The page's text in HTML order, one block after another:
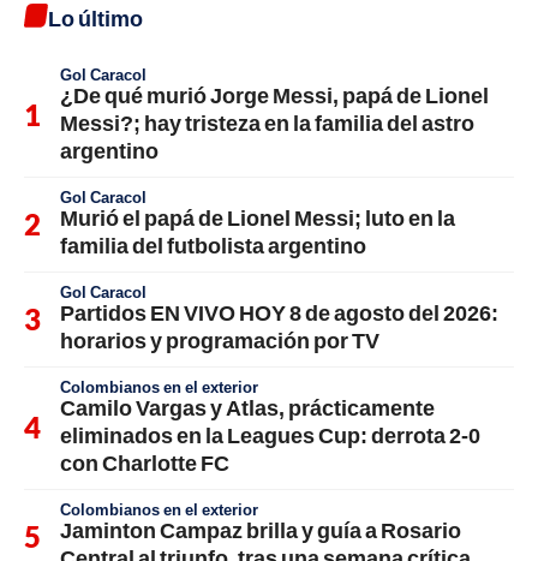
Lo último
Gol Caracol
¿De qué murió Jorge Messi, papá de Lionel
Messi?; hay tristeza en la familia del astro
argentino
Gol Caracol
Murió el papá de Lionel Messi; luto en la
familia del futbolista argentino
Gol Caracol
Partidos EN VIVO HOY 8 de agosto del 2026:
horarios y programación por TV
Colombianos en el exterior
Camilo Vargas y Atlas, prácticamente
eliminados en la Leagues Cup: derrota 2-0
con Charlotte FC
Colombianos en el exterior
Jaminton Campaz brilla y guía a Rosario